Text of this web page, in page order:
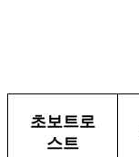
초보트로
스트